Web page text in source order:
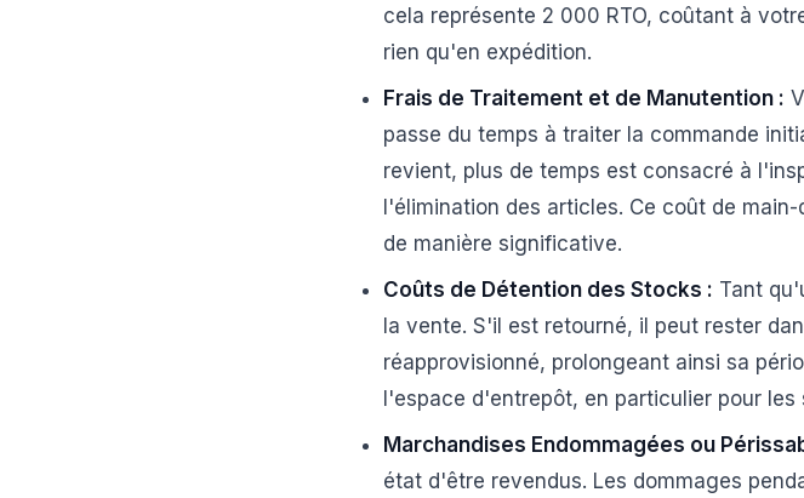
cela représente 2 000 RTO, coûtant à
rien qu'en expédition.
Frais de Traitement et de Manutention :
passe du temps à traiter la commande
revient, plus de temps est consacré à
l'élimination des articles. Ce coût de
de manière significative.
Coûts de Détention des Stocks : Tant
la vente. S'il est retourné, il peut rester
réapprovisionné, prolongeant ainsi sa
l'espace d'entrepôt, en particulier pour
Marchandises Endommagées ou
état d'être revendus. Les dommages